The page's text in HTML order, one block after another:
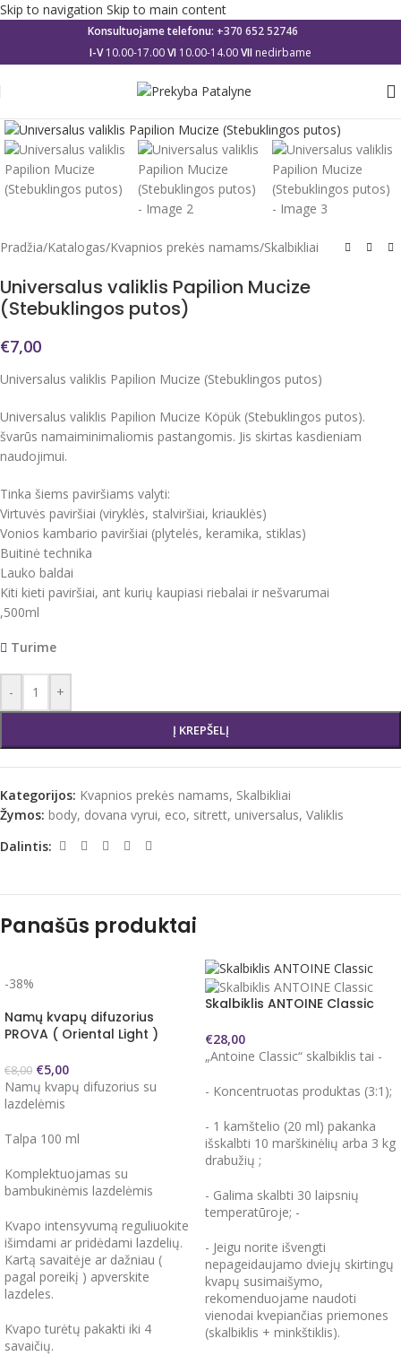
Skip to navigation Skip to main content
Konsultuojame telefonu: +370 652 52746
I-V10.00-17.00VI 10.00-14.00VII nedirbame
Pradžia/Katalogas/Kvapnios prekės namams/Skalbikliai
Universalus valiklis Papilion Mucize
(Stebuklingos putos)
€7,00
Universalus valiklis Papilion Mucize (Stebuklingos putos)
Universalus valiklis Papilion Mucize Köpük (Stebuklingos putos).
švarūs namaiminimaliomis pastangomis. Jis skirtas kasdieniam
naudojimui.
Tinka šiems paviršiams valyti:
Virtuvės paviršiai (viryklės, stalviršiai, kriauklės)
Vonios kambario paviršiai (plytelės, keramika, stiklas)
Buitinė technika
Lauko baldai
Kiti kieti paviršiai, ant kurių kaupiasi riebalai ir nešvarumai
,500ml
Turime
- +
Į KREPŠELĮ
Kategorijos: Kvapnios prekės namams, Skalbikliai
Žymos: body, dovana vyrui, eco, sitrett, universalus, Valiklis
Dalintis:
Panašūs produktai
-38%
Namų kvapų difuzorius
PROVA ( Oriental Light )
€8,00 €5,00
Namų kvapų difuzorius su
lazdelėmis
Talpa 100 ml
Komplektuojamas su
bambukinėmis lazdelėmis
Kvapo intensyvumą reguliuokite
išimdami ar pridėdami lazdelių.
Kartą savaitėje ar dažniau (
pagal poreikį ) apverskite
lazdeles.
Kvapo turėtų pakakti iki 4
savaičių.
Skalbiklis ANTOINE Classic
€28,00
„Antoine Classic“ skalbiklis tai -
- Koncentruotas produktas (3:1);
- 1 kamštelio (20 ml) pakanka
išskalbti 10 marškinėlių arba 3 kg
drabužių ;
- Galima skalbti 30 laipsnių
temperatūroje; -
- Jeigu norite išvengti
nepageidaujamo dviejų skirtingų
kvapų susimaišymo,
rekomenduojame naudoti
vienodai kvepiančias priemones
(skalbiklis + minkštiklis).